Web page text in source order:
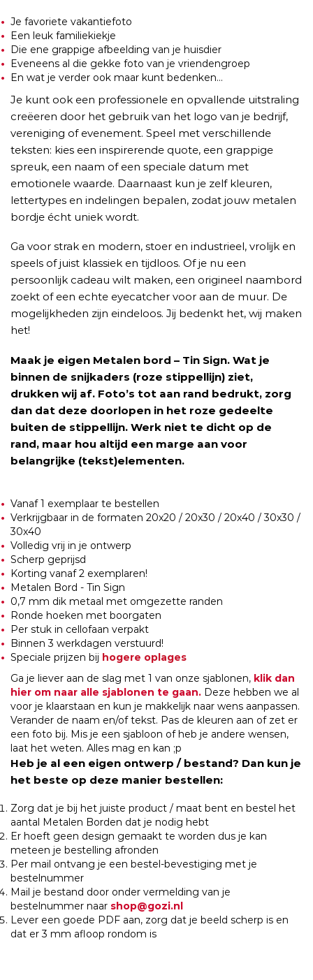
Je favoriete vakantiefoto
Een leuk familiekiekje
Die ene grappige afbeelding van je huisdier
Eveneens al die gekke foto van je vriendengroep
En wat je verder ook maar kunt bedenken…
Je kunt ook een professionele en opvallende uitstraling
creëeren door het gebruik van het logo van je bedrijf,
vereniging of evenement. Speel met verschillende
teksten: kies een inspirerende quote, een grappige
spreuk, een naam of een speciale datum met
emotionele waarde. Daarnaast kun je zelf kleuren,
lettertypes en indelingen bepalen, zodat jouw metalen
bordje écht uniek wordt.
Ga voor strak en modern, stoer en industrieel, vrolijk en
speels of juist klassiek en tijdloos. Of je nu een
persoonlijk cadeau wilt maken, een origineel naambord
zoekt of een echte eyecatcher voor aan de muur. De
mogelijkheden zijn eindeloos. Jij bedenkt het, wij maken
het!
Maak je eigen Metalen bord – Tin Sign. Wat je
binnen de snijkaders (roze stippellijn) ziet,
drukken wij af. Foto’s tot aan rand bedrukt, zorg
dan dat deze doorlopen in het roze gedeelte
buiten de stippellijn. Werk niet te dicht op de
rand, maar hou altijd een marge aan voor
belangrijke (tekst)elementen.
Vanaf 1 exemplaar te bestellen
Verkrijgbaar in de formaten 20x20 / 20x30 / 20x40 / 30x30 /
30x40
Volledig vrij in je ontwerp
Scherp geprijsd
Korting vanaf 2 exemplaren!
Metalen Bord - Tin Sign
0,7 mm dik metaal met omgezette randen
Ronde hoeken met boorgaten
Per stuk in cellofaan verpakt
Binnen 3 werkdagen verstuurd!
Speciale prijzen bij hogere oplages
Ga je liever aan de slag met 1 van onze sjablonen, klik dan
hier om naar alle sjablonen te gaan. Deze hebben we al
voor je klaarstaan en kun je makkelijk naar wens aanpassen.
Verander de naam en/of tekst. Pas de kleuren aan of zet er
een foto bij. Mis je een sjabloon of heb je andere wensen,
laat het weten. Alles mag en kan ;p
Heb je al een eigen ontwerp / bestand? Dan kun je
het beste op deze manier bestellen:
Zorg dat je bij het juiste product / maat bent en bestel het
aantal Metalen Borden dat je nodig hebt
Er hoeft geen design gemaakt te worden dus je kan
meteen je bestelling afronden
Per mail ontvang je een bestel-bevestiging met je
bestelnummer
Mail je bestand door onder vermelding van je
bestelnummer naar shop@gozi.nl
Lever een goede PDF aan, zorg dat je beeld scherp is en
dat er 3 mm afloop rondom is